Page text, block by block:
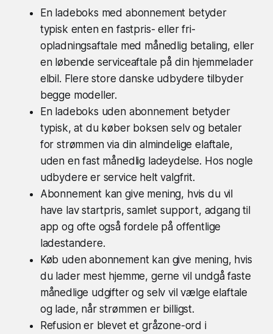
En ladeboks med abonnement betyder
typisk enten en fastpris- eller fri-
opladningsaftale med månedlig betaling, eller
en løbende serviceaftale på din hjemmelader
elbil. Flere store danske udbydere tilbyder
begge modeller.
En ladeboks uden abonnement betyder
typisk, at du køber boksen selv og betaler
for strømmen via din almindelige elaftale,
uden en fast månedlig ladeydelse. Hos nogle
udbydere er service helt valgfrit.
Abonnement kan give mening, hvis du vil
have lav startpris, samlet support, adgang til
app og ofte også fordele på offentlige
ladestandere.
Køb uden abonnement kan give mening, hvis
du lader mest hjemme, gerne vil undgå faste
månedlige udgifter og selv vil vælge elaftale
og lade, når strømmen er billigst.
Refusion er blevet et gråzone-ord i